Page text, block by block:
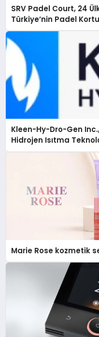
SRV Padel Court, 24
Türkiye’nin Padel
Kleen-Hy-Dro-Gen
Hidrojen Isıtma
Düzenleyici Onaylarını
Marie Rose kozmetik